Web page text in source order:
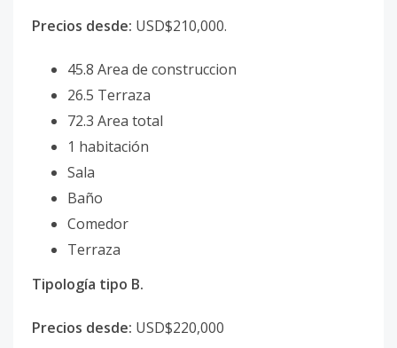
Precios desde: USD$210,000.
45.8 Area de construccion
26.5 Terraza
72.3 Area total
1 habitación
Sala
Baño
Comedor
Terraza
Tipología tipo B.
Precios desde: USD$220,000